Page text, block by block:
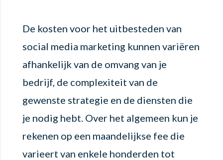
De kosten voor het uitbesteden van
social media marketing kunnen variëren
afhankelijk van de omvang van je
bedrijf, de complexiteit van de
gewenste strategie en de diensten die
je nodig hebt. Over het algemeen kun je
rekenen op een maandelijkse fee die
varieert van enkele honderden tot